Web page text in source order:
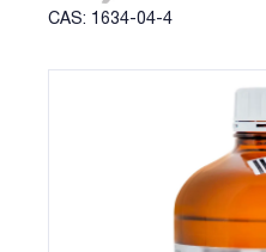
CAS: 1634-04-4